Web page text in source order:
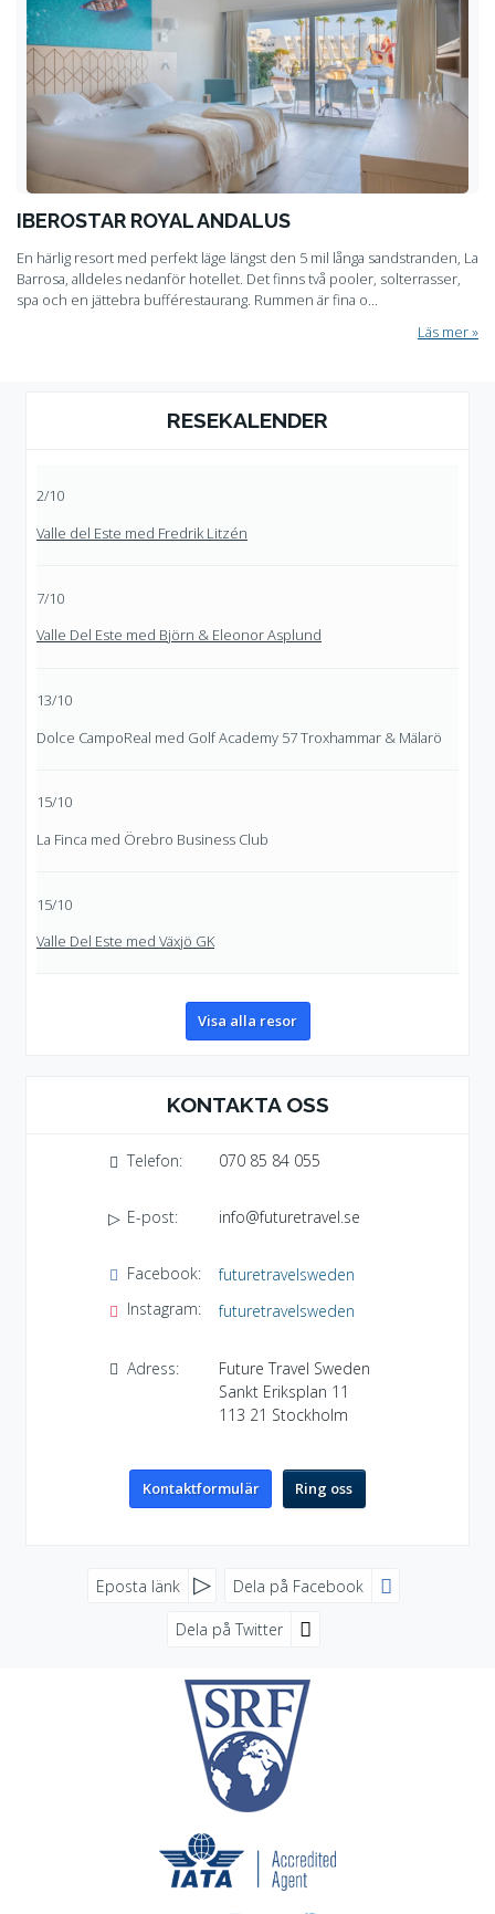
IBEROSTAR ROYAL ANDALUS
En härlig resort med perfekt läge längst den 5 mil långa sandstranden, La
Barrosa, alldeles nedanför hotellet. Det finns två pooler, solterrasser,
spa och en jättebra bufférestaurang. Rummen är fina o...
Läs mer
RESEKALENDER
2/10
Valle del Este med Fredrik Litzén
7/10
Valle Del Este med Björn & Eleonor Asplund
13/10
Dolce CampoReal med Golf Academy 57 Troxhammar & Mälarö
15/10
La Finca med Örebro Business Club
15/10
Valle Del Este med Växjö GK
Visa alla resor
KONTAKTA OSS
Telefon: 070 85 84 055
E-post: info@futuretravel.se
Facebook:
futuretravelsweden
Instagram:
futuretravelsweden
Adress:
Future Travel Sweden
Sankt Eriksplan 11
113 21 Stockholm
Kontaktformulär Ring oss
FACEBOOK
Eposta länk Dela på Facebook
Dela på Twitter
SOCIALA MEDIER
NYHETSBREV
Jag samtycker till dataskyddspolicyn.
Läs vår dataskyddspolicy här »